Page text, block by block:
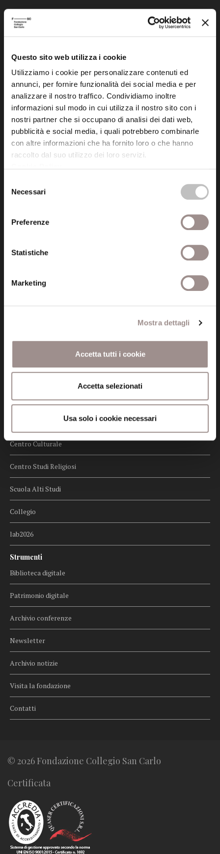
Questo sito web utilizza i cookie
Utilizziamo i cookie per personalizzare contenuti ed
annunci, per fornire funzionalità dei social media e per
analizzare il nostro traffico. Condividiamo inoltre
informazioni sul modo in cui utilizza il nostro sito con i
nostri partner che si occupano di analisi dei dati web,
pubblicità e social media, i quali potrebbero combinarle
con altre informazioni che ha fornito loro o che hanno
raccolto dal suo utilizzo dei loro servizi.
delNecessari
Preferenze
Statistiche
Marketing
Mostra dettagli
Accetta tutti i cookie
Accetta selezionati
Usa solo i cookie necessari
Fondazione Collegio San Carlo
41121 Modena (MO)
P.I. 00641060363
tel. 059.421211
info@fondazionesancarlo.it
Posta certificata (PEC)
fondazionecollegiosancarlo@legalmail.it
Fondazione
Centro Culturale
Centro Studi Religiosi
Scuola Alti Studi
Collegio
lab2026
Strumenti
Biblioteca digitale
Patrimonio digitale
Archivio conferenze
Newsletter
Archivio notizie
Visita la fondazione
Contatti
© 2026 Fondazione Collegio San Carlo
Certificata